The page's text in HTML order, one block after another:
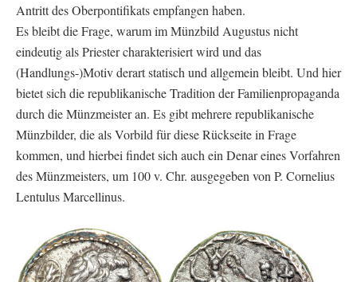
Antritt des Oberpontifikats empfangen haben.
Es bleibt die Frage, warum im Münzbild Augustus nicht
eindeutig als Priester charakterisiert wird und das
(Handlungs-)Motiv derart statisch und allgemein bleibt. Und hier
bietet sich die republikanische Tradition der Familienpropaganda
durch die Münzmeister an. Es gibt mehrere republikanische
Münzbilder, die als Vorbild für diese Rückseite in Frage
kommen, und hierbei findet sich auch ein Denar eines Vorfahren
des Münzmeisters, um 100 v. Chr. ausgegeben von P. Cornelius
Lentulus Marcellinus.